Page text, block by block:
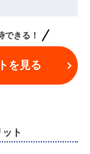
できる！
を見る
ト